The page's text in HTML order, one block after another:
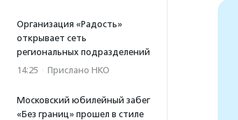
Организация «Радость»
открывает сеть
региональных подразделений
14:25 · Прислано НКО
Московский юбилейный забег
«Без границ» прошел в стиле